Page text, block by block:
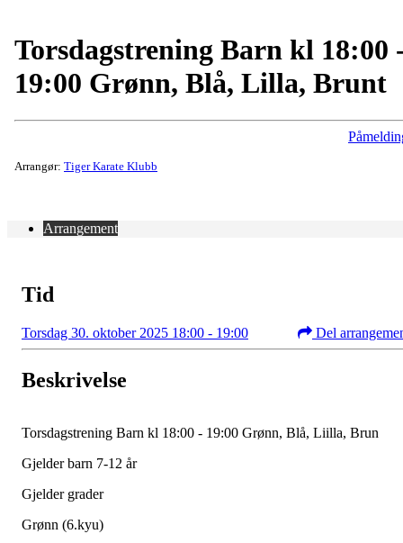
Torsdagstrening Barn kl 18:00
19:00 Grønn, Blå, Lilla, Brunt
Arrangør: Tiger Karate Klubb
Arrangement
Tid
Torsdag 30. oktober 2025 18:00 - 19:00 Del
Beskrivelse
Torsdagstrening Barn kl 18:00 - 19:00 Grønn, Blå, Liilla, Brun
Gjelder barn 7-12 år
Gjelder grader
Grønn (6.kyu)